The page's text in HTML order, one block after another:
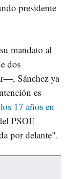
presidente
mandato al
dos
Sánchez ya
es
17 años en
PSOE
por delante".